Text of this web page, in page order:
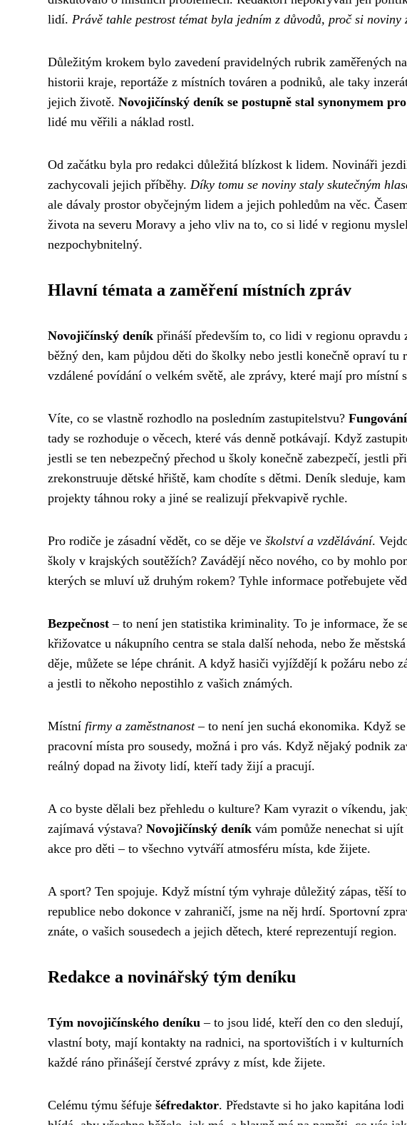
lidí. Právě tahle pestrost témat byla jedním z důvodů, proč si noviny
Důležitým krokem bylo zavedení pravidelných rubrik zaměřených
historii kraje, reportáže z místních továren a podniků, ale taky
jejich životě. Novojičínský deník se postupně stal synonymem
lidé mu věřili a náklad rostl.
Od začátku byla pro redakci důležitá blízkost k lidem. Novináři
zachycovali jejich příběhy. Díky tomu se noviny staly skutečným
ale dávaly prostor obyčejným lidem a jejich pohledům na věc.
života na severu Moravy a jeho vliv na to, co si lidé v regionu
nezpochybnitelný.
Hlavní témata a zaměření místních zpráv
Novojičínský deník přináší především to, co lidi v regionu
běžný den, kam půjdou děti do školky nebo jestli konečně opraví
vzdálené povídání o velkém světě, ale zprávy, které mají pro místní
Víte, co se vlastně rozhodlo na posledním zastupitelstvu?
tady se rozhoduje o věcech, které vás denně potkávají. Když
jestli se ten nebezpečný přechod u školy konečně zabezpečí, jestli
zrekonstruuje dětské hřiště, kam chodíte s dětmi. Deník sleduje,
projekty táhnou roky a jiné se realizují překvapivě rychle.
Pro rodiče je zásadní vědět, co se děje ve školství a vzdělávání.
školy v krajských soutěžích? Zavádějí něco nového, co by mohlo
kterých se mluví už druhým rokem? Tyhle informace potřebujete
Bezpečnost – to není jen statistika kriminality. To je informace, že
křižovatce u nákupního centra se stala další nehoda, nebo že
děje, můžete se lépe chránit. A když hasiči vyjíždějí k požáru nebo
a jestli to někoho nepostihlo z vašich známých.
Místní firmy a zaměstnanost– to není jen suchá ekonomika. Když
pracovní místa pro sousedy, možná i pro vás. Když nějaký podnik
reálný dopad na životy lidí, kteří tady žijí a pracují.
A co byste dělali bez přehledu o kulture? Kam vyrazit o víkendu,
zajímavá výstava? Novojičínský deník vám pomůže nenechat si
akce pro děti – to všechno vytváří atmosféru místa, kde žijete.
A sport? Ten spojuje. Když místní tým vyhraje důležitý zápas, těší
republice nebo dokonce v zahraničí, jsme na něj hrdí. Sportovní
znáte, o vašich sousedech a jejich dětech, které reprezentují region.
Redakce a novinářský tým deníku
Tým novojičínského deníku – to jsou lidé, kteří den co den
vlastní boty, mají kontakty na radnici, na sportovištích i v
každé ráno přinášejí čerstvé zprávy z míst, kde žijete.
Celému týmu šéfuje šéfredaktor. Představte si ho jako kapitána